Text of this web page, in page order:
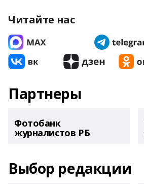
Читайте нас
Партнеры
Фотобанк
журналистов РБ
Выбор редакции